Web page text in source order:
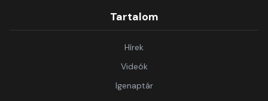
Tartalom
Hírek
Videók
Igenaptár